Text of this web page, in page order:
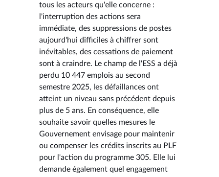
tous les acteurs qu'elle concerne :
l'interruption des actions sera
immédiate, des suppressions de postes
aujourd'hui difficiles à chiffrer sont
inévitables, des cessations de paiement
sont à craindre. Le champ de l'ESS a déjà
perdu 10 447 emplois au second
semestre 2025, les défaillances ont
atteint un niveau sans précédent depuis
plus de 5 ans. En conséquence, elle
souhaite savoir quelles mesures le
Gouvernement envisage pour maintenir
ou compenser les crédits inscrits au PLF
pour l'action du programme 305. Elle lui
demande également quel engagement